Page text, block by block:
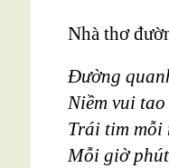
Nhà thơ
Đường
Niềm vui
Trái tim mỗi
Mỗi giờ